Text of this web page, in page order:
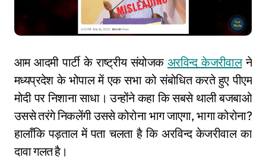
आम आदमी पार्टी के राष्ट्रीय संयोजक अरविन्द केजरीवालने
मध्यप्रदेश के भोपाल में एक सभा को संबोधित करते हुए पीएम
मोदी पर निशाना साधा। उन्होंने कहा कि सबसे थाली बजबाओ
उससे तरंगे निकलेंगी उससे कोरोना भाग जाएगा, भागा कोरोना?
हालाँकि पड़ताल में पता चलता है कि अरविन्द केजरीवाल का
दावा गलत है।